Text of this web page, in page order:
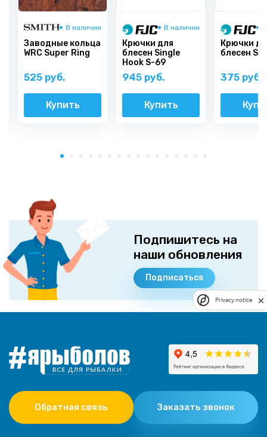
В наличии
Заводные кольца
WRC Super Ring
525 руб.
Купить
В наличии
Крючки для
блесен Single
Hook S-69
945 руб.
Купить
Крючки
блесен S-
375 руб.
Подпишитесь на
наши обновления
Подписаться
Обратная связь Заказать звонок
Privacy notice